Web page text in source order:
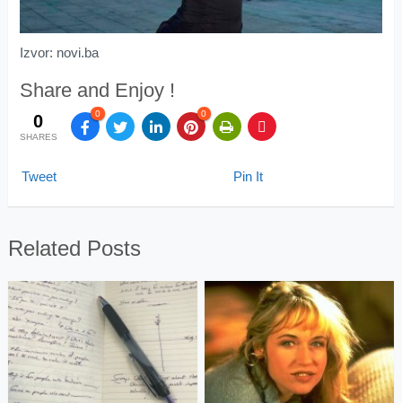
Izvor: novi.ba
Share and Enjoy !
0
SHARES
0 0
Tweet Pin It
Related Posts